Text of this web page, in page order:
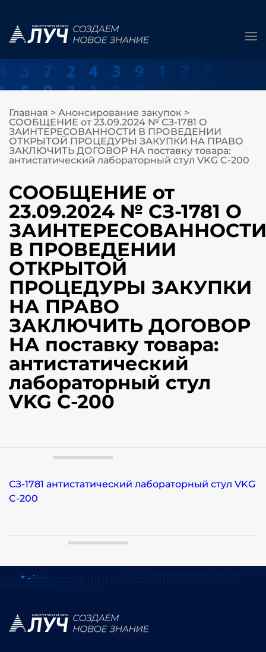
Главная > Анонсирование закупок >
СООБЩЕНИЕ от 23.09.2024 № СЗ-1781 О
ЗАИНТЕРЕСОВАННОСТИ В ПРОВЕДЕНИИ
ОТКРЫТОЙ ПРОЦЕДУРЫ ЗАКУПКИ НА ПРАВО
ЗАКЛЮЧИТЬ ДОГОВОР НА поставку товара:
антистатический лабораторный стул VKG C-200
СООБЩЕНИЕ от
23.09.2024 № СЗ-1781 О
ЗАИНТЕРЕСОВАННОСТИ
В ПРОВЕДЕНИИ
ОТКРЫТОЙ
ПРОЦЕДУРЫ ЗАКУПКИ
НА ПРАВО
ЗАКЛЮЧИТЬ ДОГОВОР
НА поставку товара:
антистатический
лабораторный стул
VKG C-200
СЗ-1781 антистатический лабораторный стул VKG
C-200